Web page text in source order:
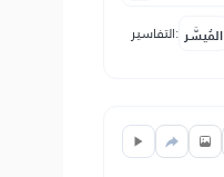
التفاسير: المُيسَّر